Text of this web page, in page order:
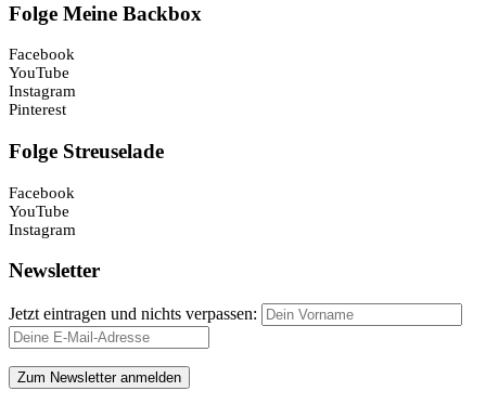
Folge Meine Backbox
Facebook
YouTube
Instagram
Pinterest
Folge Streuselade
Facebook
YouTube
Instagram
Newsletter
Jetzt eintragen und nichts verpassen: